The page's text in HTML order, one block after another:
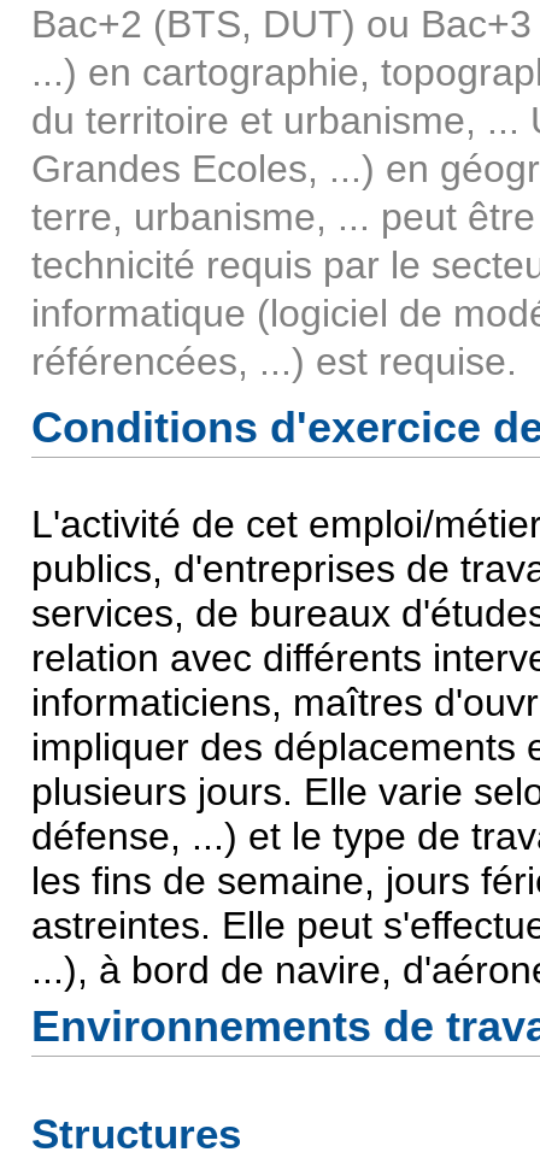
Bac+2 (BTS, DUT) ou
...) en cartographie,
du territoire et urbanisme, ...
Grandes Ecoles, ...) en
terre, urbanisme, ... peut
technicité requis par le
informatique (logiciel de
référencées, ...) est requise.
Conditions d'exercice
L'activité de cet emploi/
publics, d'entreprises de
services, de bureaux
relation avec différents
informaticiens, maîtres
impliquer des déplacements
plusieurs jours. Elle varie
défense, ...) et le type de
les fins de semaine, jours
astreintes. Elle peut
...), à bord de navire,
Environnements de
Structures